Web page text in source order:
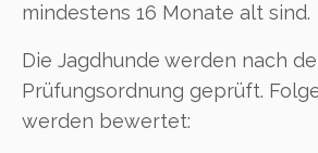
mindestens 16 Monate alt sind.
Die Jagdhunde werden nach
Prüfungsordnung geprüft.
werden bewertet: